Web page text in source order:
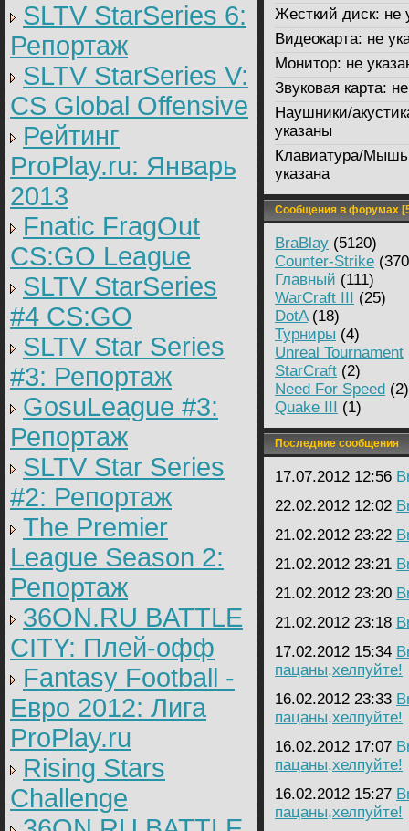
SLTV StarSeries 6:
Репортаж
SLTV StarSeries V:
CS Global Offensive
Рейтинг
ProPlay.ru: Январь
2013
Fnatic FragOut
CS:GO League
SLTV StarSeries
#4 CS:GO
SLTV Star Series
#3: Репортаж
GosuLeague #3:
Репортаж
SLTV Star Series
#2: Репортаж
The Premier
League Season 2:
Репортаж
36ON.RU BATTLE
CITY: Плей-офф
Fantasy Football -
Евро 2012: Лига
ProPlay.ru
Rising Stars
Challenge
Жесткий диск: не
Видеокарта: не
Монитор: не
Звуковая карта:
Наушники/
указаны
Клавиатура/
указана
Сообщения в форумах
BraBlay (5120)
Counter-Strike
Главный (111)
WarCraft III (25)
DotA(18)
Турниры (4)
Unreal Tournament
StarCraft (2)
Need For Speed (2)
Quake III (1)
Последние сообщения
17.07.2012 12:56
22.02.2012 12:02
21.02.2012 23:22
21.02.2012 23:21
21.02.2012 23:20
21.02.2012 23:18
17.02.2012 15:34
пацаны,хелпуйте!
16.02.2012 23:33
пацаны,хелпуйте!
16.02.2012 17:07
пацаны,хелпуйте!
16.02.2012 15:27
пацаны,хелпуйте!